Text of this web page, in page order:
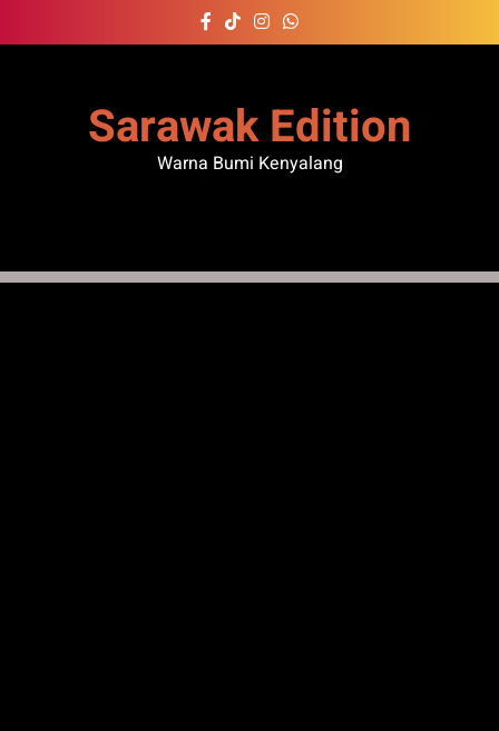
to
Sarawak Edition
Warna Bumi Kenyalang